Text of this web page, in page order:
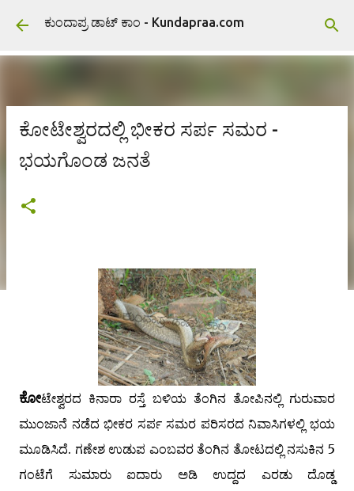
ವಿಷಯಕ್ಕೆ ಹೋಗಿ
ಕುಂದಾಪ್ರ ಡಾಟ್ ಕಾಂ - Kundapraa.com
ಕೋಟೇಶ್ವರದಲ್ಲಿ ಭೀಕರ ಸರ್ಪ ಸಮರ -
ಭಯಗೊಂಡ ಜನತೆ
ಕೋಟೇಶ್ವರದ ಕಿನಾರಾ ರಸ್ತೆ ಬಳಿಯ ತೆಂಗಿನ ತೋಪಿನಲ್ಲಿ ಗುರುವಾರ
ಮುಂಜಾನೆ ನಡೆದ ಭೀಕರ ಸರ್ಪ ಸಮರ ಪರಿಸರದ ನಿವಾಸಿಗಳಲ್ಲಿ ಭಯ
ಮೂಡಿಸಿದೆ. ಗಣೇಶ ಉಡುಪ ಎಂಬವರ ತೆಂಗಿನ ತೋಟದಲ್ಲಿ ನಸುಕಿನ 5
ಗಂಟೆಗೆ ಸುಮಾರು ಐದಾರು ಅಡಿ ಉದ್ದದ ಎರಡು ದೊಡ್ಡ